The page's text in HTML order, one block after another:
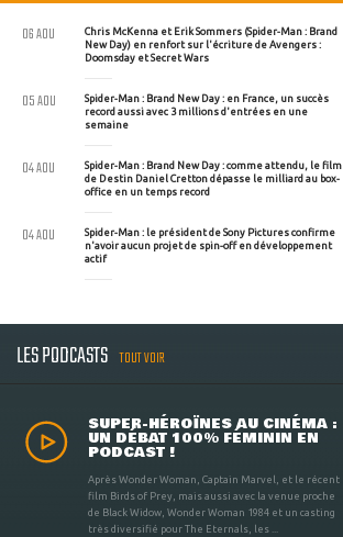
Chris McKenna et Erik Sommers (Spider-Man : Brand
New Day) en renfort sur l'écriture de Avengers :
Doomsday et Secret Wars
06 AOU
Spider-Man : Brand New Day : en France, un succès
record aussi avec 3 millions d'entrées en une
semaine
05 AOU
Spider-Man : Brand New Day : comme attendu, le film
de Destin Daniel Cretton dépasse le milliard au box-
office en un temps record
04 AOU
Spider-Man : le président de Sony Pictures confirme
n'avoir aucun projet de spin-off en développement
actif
04 AOU
LES PODCASTS TOUT VOIR
SUPER-HÉROÏNES AU CINÉMA :
UN DÉBAT 100% FÉMININ EN
PODCAST !
Après Wonder Woman, Captain Marvel, et le récent
film Birds of Prey, mais aussi avec la venue proche
de Black Widow, Wonder Woman 1984 et un casting
très diversifié pour The Eternals, les ...